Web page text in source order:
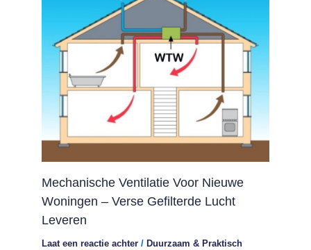
Mechanische Ventilatie Voor Nieuwe
Woningen – Verse Gefilterde Lucht
Leveren
Laat een reactie achter / Duurzaam & Praktisch